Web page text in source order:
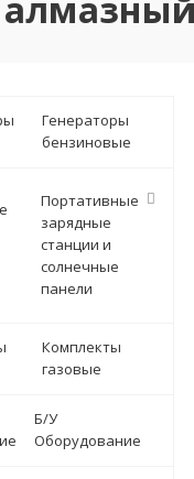
Генераторы
бензиновые
Портативные
зарядные
станции и
солнечные
панели
Комплекты
газовые
Б/У
Оборудование